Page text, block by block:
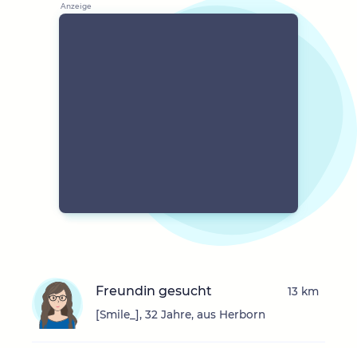
Freundin gesucht
[Smile_], 32 Jahre, aus Herborn
13 km